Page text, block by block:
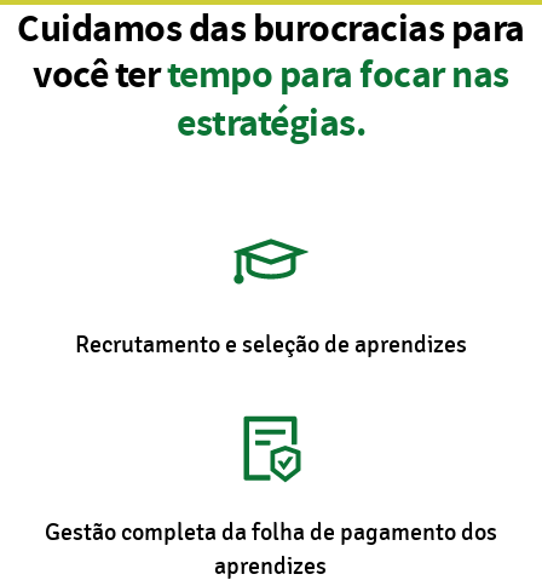
Cuidamos das burocracias para
você tertempo para focar nas
estratégias.
Recrutamento e seleção de aprendizes
Gestão completa da folha de pagamento dos
aprendizes